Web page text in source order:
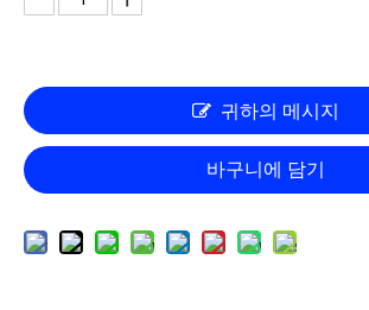
귀하의 메시지
바구니에 담기